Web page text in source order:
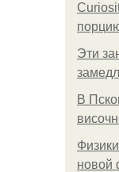
Эти
В
новой